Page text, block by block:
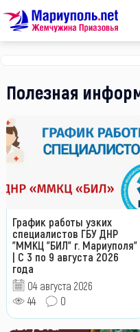
Полезная
График работы узких
специалистов ГБУ ДНР
"ММКЦ "БИЛ" г. Мариуполя"
| С 3 по 9 августа 2026
года
04 августа 2026
44
0